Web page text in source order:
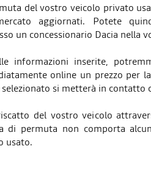
del vostro veicolo privato
aggiornati. Potete
un concessionario Dacia nella
informazioni inserite,
online un prezzo per
selezionato si metterà in contatto
del vostro veicolo
di permuta non comporta
usato.